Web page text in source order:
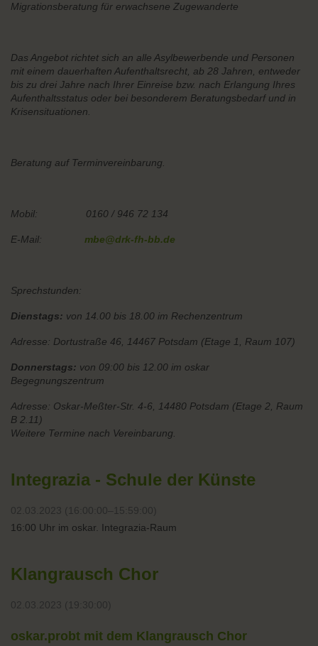
Migrationsberatung für erwachsene Zugewanderte
Das Angebot richtet sich an alle Asylbewerbende und Personen
mit einem dauerhaften Aufenthaltsrecht, ab 28 Jahren, entweder
bis zu drei Jahre nach Ihrer Einreise bzw. nach Erlangung Ihres
Aufenthaltsstatus oder bei besonderem Beratungsbedarf und in
Krisensituationen.
Beratung auf Terminvereinbarung.
Mobil: 0160 / 946 72 134
E-Mail: mbe@drk-fh-bb.de
Sprechstunden:
Dienstags: von 14.00 bis 18.00 im Rechenzentrum
Adresse: Dortustraße 46, 14467 Potsdam (Etage 1, Raum 107)
Donnerstags: von 09:00 bis 12.00 im oskar
Begegnungszentrum
Adresse: Oskar-Meßter-Str. 4-6, 14480 Potsdam (Etage 2, Raum
B 2.11)
Weitere Termine nach Vereinbarung.
Integrazia - Schule der Künste
02.03.2023 (16:00:00–15:59:00)
16:00 Uhr im oskar. Integrazia-Raum
Klangrausch Chor
02.03.2023 (19:30:00)
oskar.probt mit dem Klangrausch Chor